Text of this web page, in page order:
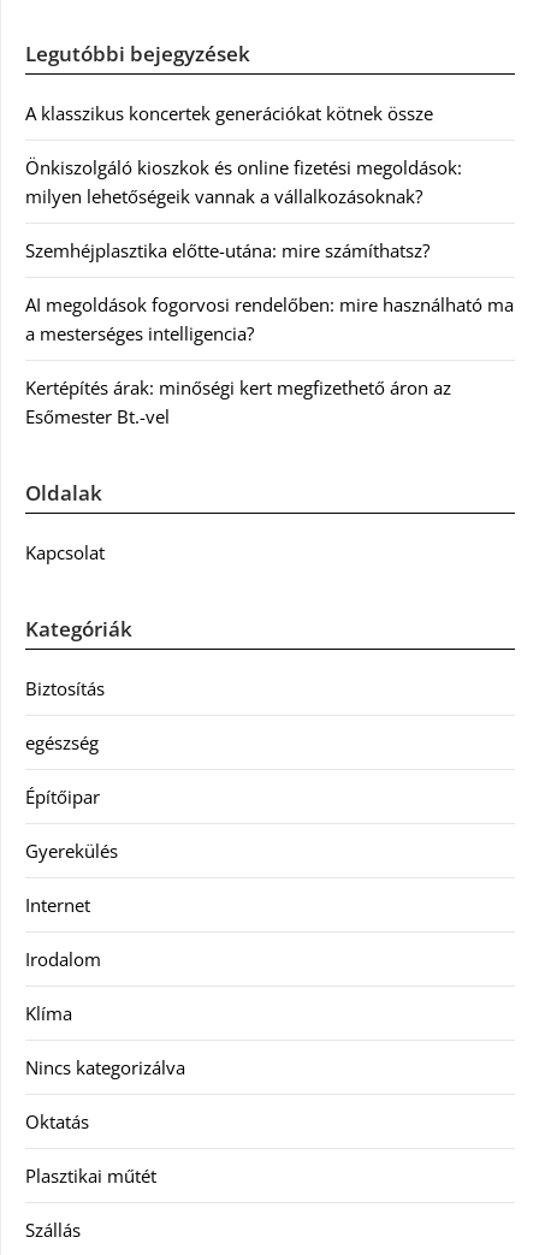
Legutóbbi bejegyzések
A klasszikus koncertek generációkat kötnek össze
Önkiszolgáló kioszkok és online fizetési megoldások:
milyen lehetőségeik vannak a vállalkozásoknak?
Szemhéjplasztika előtte-utána: mire számíthatsz?
AI megoldások fogorvosi rendelőben: mire használható ma
a mesterséges intelligencia?
Kertépítés árak: minőségi kert megfizethető áron az
Esőmester Bt.-vel
Oldalak
Kapcsolat
Kategóriák
Biztosítás
egészség
Építőipar
Gyerekülés
Internet
Irodalom
Klíma
Nincs kategorizálva
Oktatás
Plasztikai műtét
Szállás